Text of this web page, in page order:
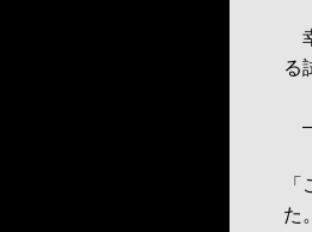
る
た